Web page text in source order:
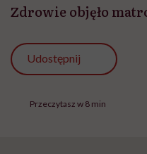
Zdrowie objęło
Udostępnij
Przeczytasz w 8 min